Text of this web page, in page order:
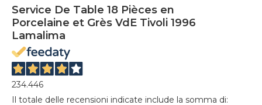
Service De Table 18 Pièces en
Porcelaine et Grès VdE Tivoli 1996
Lamalima
234.446
Il totale delle recensioni indicate include la somma di: